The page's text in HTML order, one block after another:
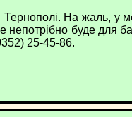
На жаль, у
непотрібно буде для
25-45-86.